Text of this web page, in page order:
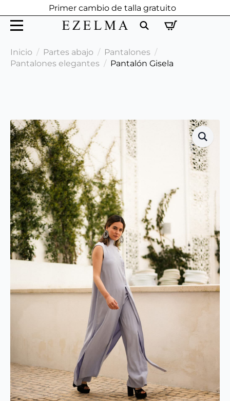
Primer cambio de talla gratuito
for:
Inicio Partes abajo
Pantalones
Pantalones elegantes
Pantalón Gisela